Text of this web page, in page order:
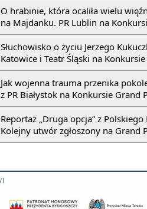
O hrabinie, która ocaliła wielu
na Majdanku. PR Lublin na
Słuchowisko o życiu Jerzego
Katowice i Teatr Śląski na
Jak wojenna trauma przenika
z PR Białystok na Konkursie Grand
Reportaż „Druga opcja” z Polskiego
Kolejny utwór zgłoszony na Grand